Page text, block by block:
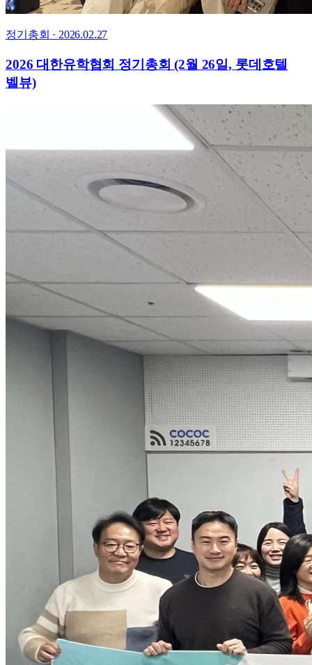
정기총회 · 2026.02.27
2026 대한유학협회 정기총회 (2월 26일, 롯데호텔
벨뷰)